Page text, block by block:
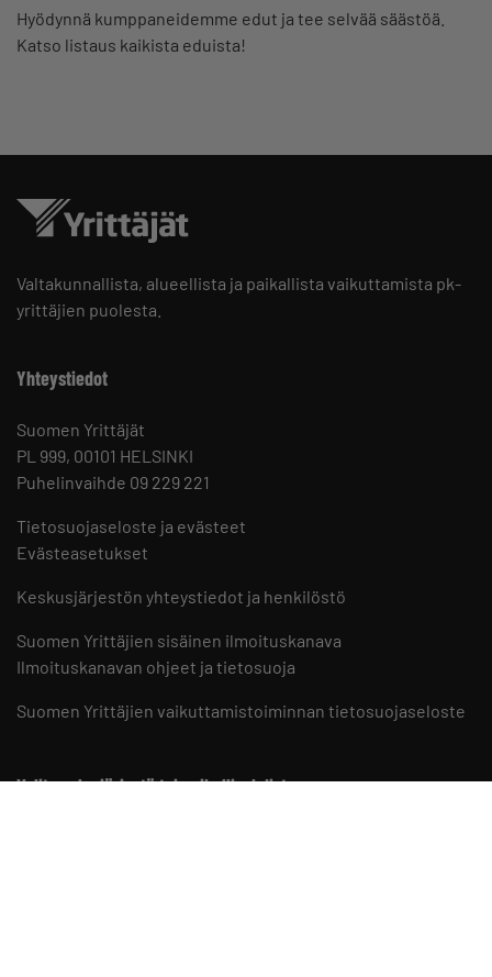
Hyödynnä kumppaneidemme edut ja tee selvää säästöä.
Katso listaus kaikista eduista!
Valtakunnallista, alueellista ja paikallista vaikuttamista pk-
yrittäjien puolesta.
Yhteystiedot
Suomen Yrittäjät
PL 999, 00101 HELSINKI
Puhelinvaihde 09 229 221
Tietosuojaseloste ja evästeet
Evästeasetukset
Keskusjärjestön yhteystiedot ja henkilöstö
Suomen Yrittäjien sisäinen ilmoituskanava
Ilmoituskanavan ohjeet ja tietosuoja
Suomen Yrittäjien vaikuttamistoiminnan tietosuojaseloste
Valitse aluejärjestö tai paikallisyhdistys